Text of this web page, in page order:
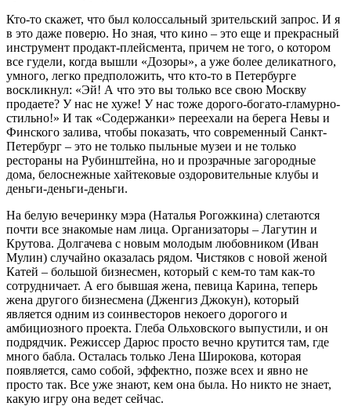
Кто-то скажет, что был колоссальный зрительский запрос. И я
в это даже поверю. Но зная, что кино – это еще и прекрасный
инструмент продакт-плейсмента, причем не того, о котором
все гудели, когда вышли «Дозоры», а уже более деликатного,
умного, легко предположить, что кто-то в Петербурге
воскликнул: «Эй! А что это вы только все свою Москву
продаете? У нас не хуже! У нас тоже дорого-богато-гламурно-
стильно!» И так «Содержанки» переехали на берега Невы и
Финского залива, чтобы показать, что современный Санкт-
Петербург – это не только пыльные музеи и не только
рестораны на Рубинштейна, но и прозрачные загородные
дома, белоснежные хайтековые оздоровительные клубы и
деньги-деньги-деньги.
На белую вечеринку мэра (Наталья Рогожкина) слетаются
почти все знакомые нам лица. Организаторы – Лагутин и
Крутова. Долгачева с новым молодым любовником (Иван
Мулин) случайно оказалась рядом. Чистяков с новой женой
Катей – большой бизнесмен, который с кем-то там как-то
сотрудничает. А его бывшая жена, певица Карина, теперь
жена другого бизнесмена (Дженгиз Джокун), который
является одним из соинвесторов некоего дорогого и
амбициозного проекта. Глеба Ольховского выпустили, и он
подрядчик. Режиссер Дарюс просто вечно крутится там, где
много бабла. Осталась только Лена Широкова, которая
появляется, само собой, эффектно, позже всех и явно не
просто так. Все уже знают, кем она была. Но никто не знает,
какую игру она ведет сейчас.